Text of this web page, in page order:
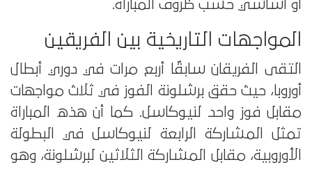
أو أساسي حسب ظروف المباراة.
المواجهات التاريخية بين الفريقين
التقى الفريقان سابقًا أربع مرات في دوري أبطال
أوروبا، حيث حقق برشلونة الفوز في ثلاث مواجهات
مقابل فوز واحد لنيوكاسل. كما أن هذه المباراة
تمثل المشاركة الرابعة لنيوكاسل في البطولة
الأوروبية، مقابل المشاركة الثلاثين لبرشلونة، وهو